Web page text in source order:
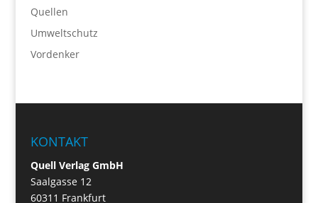
Quellen
Umweltschutz
Vordenker
KONTAKT
Quell Verlag GmbH
Saalgasse 12
60311 Frankfurt